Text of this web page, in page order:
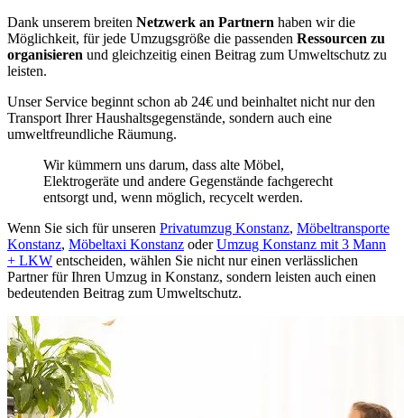
Dank unserem breiten Netzwerk an Partnern haben wir die
Möglichkeit, für jede Umzugsgröße die passenden Ressourcen zu
organisieren und gleichzeitig einen Beitrag zum Umweltschutz zu
leisten.
Unser Service beginnt schon ab 24€ und beinhaltet nicht nur den
Transport Ihrer Haushaltsgegenstände, sondern auch eine
umweltfreundliche Räumung.
Wir kümmern uns darum, dass alte Möbel,
Elektrogeräte und andere Gegenstände fachgerecht
entsorgt und, wenn möglich, recycelt werden.
Wenn Sie sich für unseren Privatumzug Konstanz, Möbeltransporte
Konstanz, Möbeltaxi Konstanz oderUmzug Konstanz mit 3 Mann
+ LKW entscheiden, wählen Sie nicht nur einen verlässlichen
Partner für Ihren Umzug in Konstanz, sondern leisten auch einen
bedeutenden Beitrag zum Umweltschutz.